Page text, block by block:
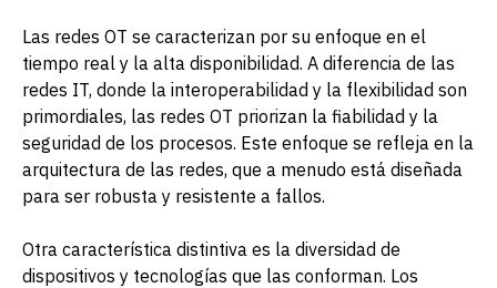
Las redes OT se caracterizan por su enfoque en el
tiempo real y la alta disponibilidad. A diferencia de las
redes IT, donde la interoperabilidad y la flexibilidad son
primordiales, las redes OT priorizan la fiabilidad y la
seguridad de los procesos. Este enfoque se refleja en la
arquitectura de las redes, que a menudo está diseñada
para ser robusta y resistente a fallos.
Otra característica distintiva es la diversidad de
dispositivos y tecnologías que las conforman. Los